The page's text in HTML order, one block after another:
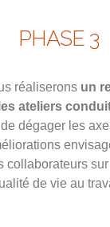
PHASE 3
réaliseronsun
ateliers
de dégager les
collaborateurs
de vie au